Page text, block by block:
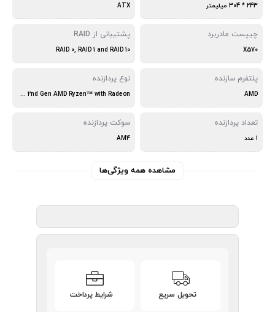
243 * 304 میلیمتر ATX
چیپست مادربرد
X570
پشتیبانی از RAID
RAID 0, RAID 1 and RAID 10
پلتفرم سازنده
AMD
نوع پردازنده
2nd and 3rd Gen AMD Ryzen™ / Ryzen™ with Radeon™ Vega Graphics and 2nd Gen AMD Ryzen™ with Radeon
تعداد پردازنده
1 عدد
سوکت پردازنده
AM4
مشاهده همه ویژگی‌ها
تحویل سریع شرایط پرداخت